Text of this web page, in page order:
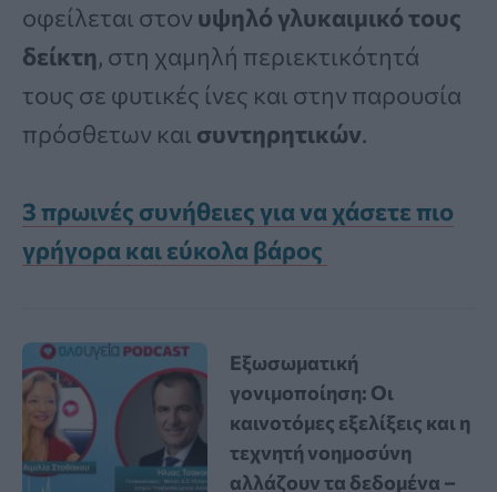
οφείλεται στον υψηλό γλυκαιμικό τους
δείκτη, στη χαμηλή περιεκτικότητά
τους σε φυτικές ίνες και στην παρουσία
πρόσθετων και συντηρητικών.
3 πρωινές συνήθειες για να χάσετε πιο
γρήγορα και εύκολα βάρος
Εξωσωματική
γονιμοποίηση: Οι
καινοτόμες εξελίξεις και η
τεχνητή νοημοσύνη
αλλάζουν τα δεδομένα –